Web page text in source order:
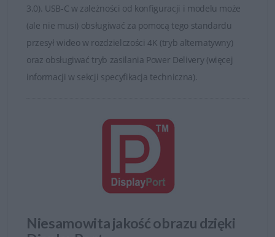
wbudowane systemy redukcji migotania oraz filtry
światła niebieskiego minimalizują zmęczenie wzroku.
Nowoczesny design Alienware
3.0). USB-C w zależności od konfiguracji i modelu może
(ale nie musi) obsługiwać za pomocą tego standardu
przesył wideo w rozdzielczości 4K (tryb alternatywny)
oraz obsługiwać tryb zasilania Power Delivery (więcej
informacji w sekcji specyfikacja techniczna).
Niesamowita jakość obrazu dzięki